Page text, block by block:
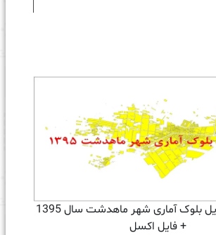
نقشه شیپ فایل بلوک آماری شهر ماهدشت سال 1395
+ فايل اكسل